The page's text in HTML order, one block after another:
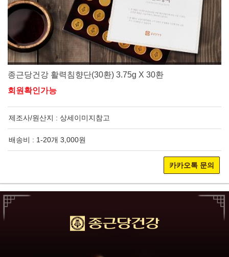
종근당건강 활력침향단(30환) 3.75g X 30환
회원확인가능
제조사/원산지 : 상세이미지참고
배송비 : 1-20개 3,000원
카카오톡 문의